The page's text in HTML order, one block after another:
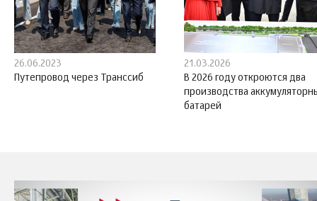
26.06.2023
Путепровод через Транссиб
21.03.2026
В 2026 году откроются два
производства
батарей